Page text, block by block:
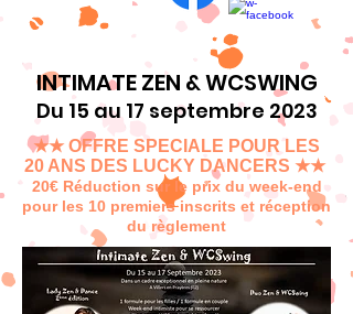
INTIMATE ZEN & WCSWING
Du 15 au 17 septembre 2023
★★ OFFRE SPECIALE POUR LES
20 ANS DES LUCKY DANCERS ★★
20€ Réduction sur le prix du week-end
pour les 10 premiers inscrits et réception
du règlement